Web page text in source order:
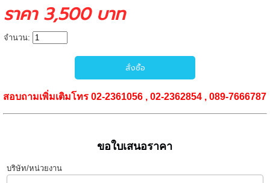
ราคา 3,500 บาท
จำนวน:
สอบถามเพิ่มเติมโทร 02-2361056 , 02-2362854 , 089-7666787
ขอใบเสนอราคา
บริษัท/หน่วยงาน